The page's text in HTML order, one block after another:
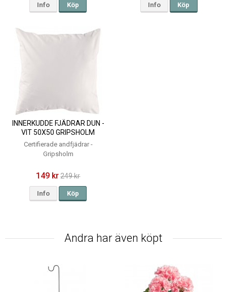
Info Köp Info Köp
INNERKUDDE FJÄDRAR DUN -
VIT 50X50 GRIPSHOLM
Certifierade andfjädrar -
Gripsholm
149 kr 249 kr
Info Köp
Andra har även köpt